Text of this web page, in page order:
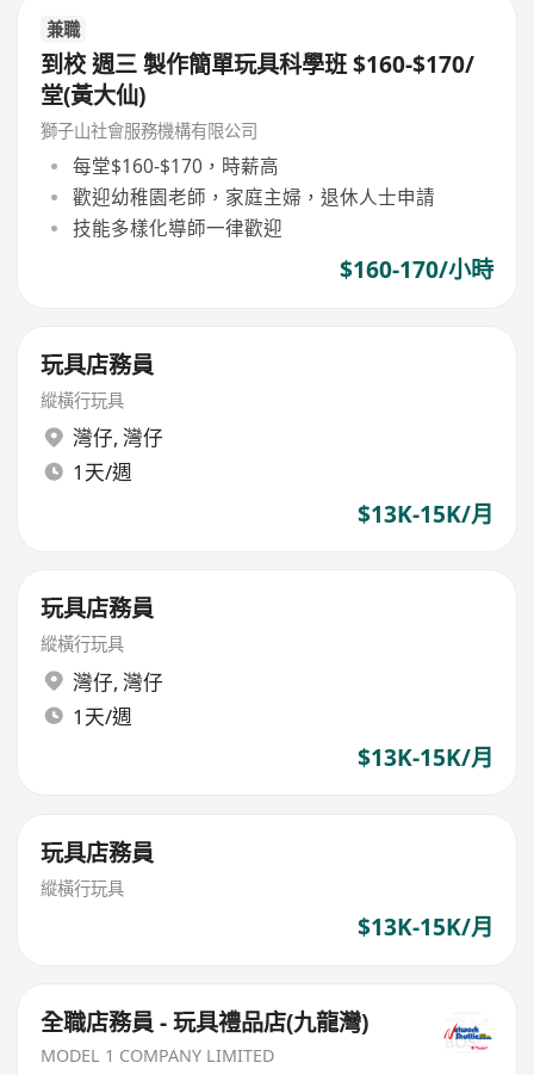
兼職
到校 週三 製作簡單玩具科學班 $160-$170/
堂(黃大仙)
獅子山社會服務機構有限公司
每堂$160-$170，時薪高
歡迎幼稚園老師，家庭主婦，退休人士申請
技能多樣化導師一律歡迎
$160-170/小時
玩具店務員
縱橫行玩具
灣仔, 灣仔
1天/週
$13K-15K/月
玩具店務員
縱橫行玩具
灣仔, 灣仔
1天/週
$13K-15K/月
玩具店務員
縱橫行玩具
$13K-15K/月
全職店務員 - 玩具禮品店(九龍灣)
MODEL 1 COMPANY LIMITED